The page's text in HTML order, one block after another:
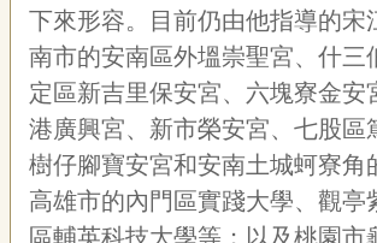
下來形容。目前仍由他指導的宋
南市的安南區外塭崇聖宮、什三
定區新吉里保安宮、六塊寮金安
港廣興宮、新市榮安宮、七股區
樹仔腳寶安宮和安南土城蚵寮角
高雄市的內門區實踐大學、觀亭
區輔英科技大學等；以及桃園市